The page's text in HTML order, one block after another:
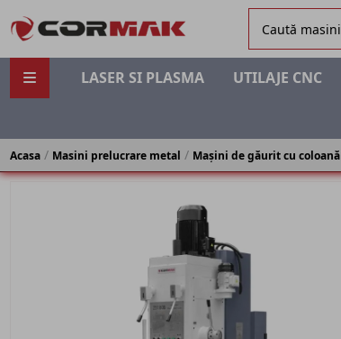
LASER SI PLASMA UTILAJE CNC
Acasa Masini prelucrare metal Mașini de găurit cu coloană